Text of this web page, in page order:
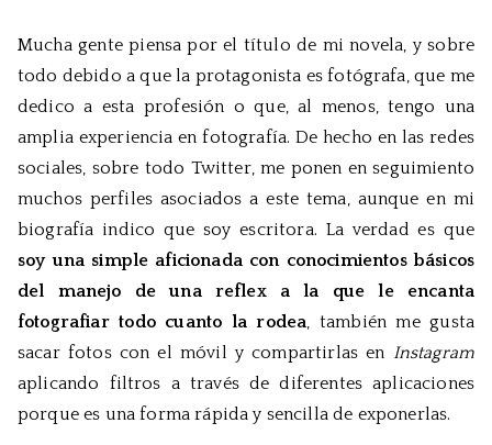
Mucha gente piensa por el título de mi novela, y sobre
todo debido a que la protagonista es fotógrafa, que me
dedico a esta profesión o que, al menos, tengo una
amplia experiencia en fotografía. De hecho en las redes
sociales, sobre todo Twitter, me ponen en seguimiento
muchos perfiles asociados a este tema, aunque en mi
biografía indico que soy escritora. La verdad es que
soy una simple aficionada con conocimientos básicos
del manejo de una reflex a la que le encanta
fotografiar todo cuanto la rodea, también me gusta
sacar fotos con el móvil y compartirlas en Instagram
aplicando filtros a través de diferentes aplicaciones
porque es una forma rápida y sencilla de exponerlas.